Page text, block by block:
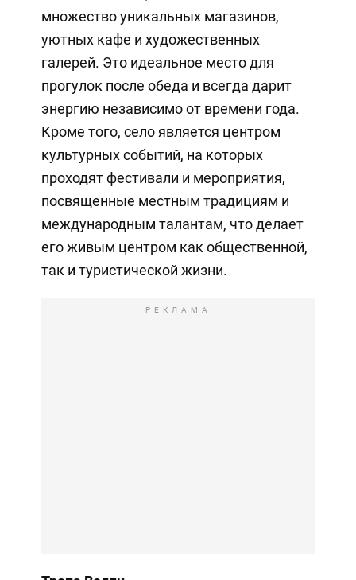
множество уникальных магазинов,
уютных кафе и художественных
галерей. Это идеальное место для
прогулок после обеда и всегда дарит
энергию независимо от времени года.
Кроме того, село является центром
культурных событий, на которых
проходят фестивали и мероприятия,
посвященные местным традициям и
международным талантам, что делает
его живым центром как общественной,
так и туристической жизни.
РЕКЛАМА